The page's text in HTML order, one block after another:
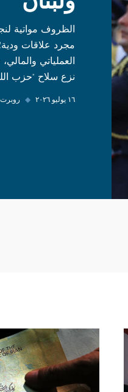
الظروف مواتية
مجرد علاقات
العملياتي
نزع سلاح "حزب
١٦ يوليو ٢٠٢٦ ◆